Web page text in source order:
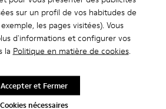
sur un profil de vos habitudes de
les pages visitées). Vous
d'informations et configurer vos
la Politique en matière de cookies.
Cookies nécessaires
Accepter et Fermer